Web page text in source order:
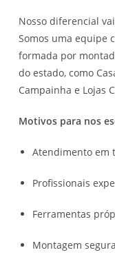
Nosso diferencial
Somos uma equipe
formada por
do estado, como
Campainha e Lojas
Motivos para nos
Atendimento em
Profissionais
Ferramentas
Montagem